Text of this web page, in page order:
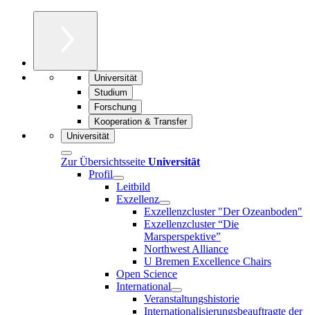
Universität
Studium
Forschung
Kooperation & Transfer
Universität
Zur Übersichtsseite Universität
Profil
Leitbild
Exzellenz
Exzellenzcluster "Der Ozeanboden"
Exzellenzcluster “Die
Marsperspektive”
Northwest Alliance
U Bremen Excellence Chairs
Open Science
International
Veranstaltungshistorie
Internationalisierungsbeauftragte der